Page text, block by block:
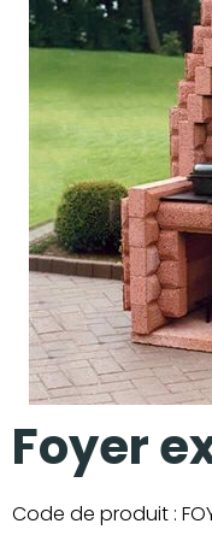
Nos réalisations
Foyer
Code de produit :